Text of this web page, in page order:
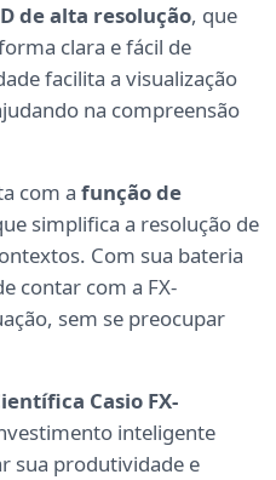
de alta resolução, que
clara e fácil de
facilita a visualização
na compreensão
com a função de
simplifica a resolução de
Com sua bateria
contar com a FX-
sem se preocupar
Casio FX-
inteligente
sua produtividade e